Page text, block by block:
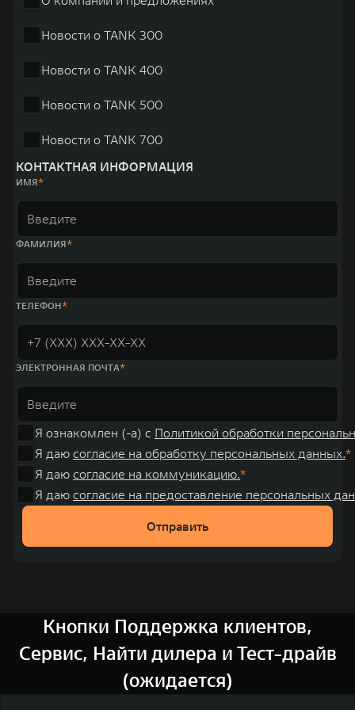
Новости о TANK 300
Новости о TANK 400
Новости о TANK 500
Новости о TANK 700
КОНТАКТНАЯ ИНФОРМАЦИЯ
ИМЯ
ФАМИЛИЯ
ТЕЛЕФОН
ЭЛЕКТРОННАЯ ПОЧТА
Я ознакомлен (-а) с Политикой обработки
Я даю согласие на обработку персональных данных.
Я даю согласие на коммуникацию.
Я даю согласие на предоставление персональных
Отправить
Кнопки Поддержка клиентов,
Сервис, Найти дилера и Тест-драйв
(ожидается)